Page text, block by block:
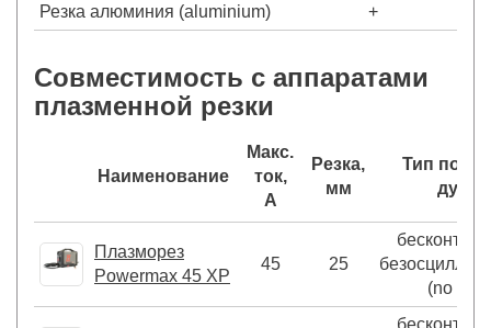
Резка алюминия (aluminium) +
Совместимость с аппаратами
плазменной резки
Наименование
Макс.
ток,
А
Резка,
мм
Тип
дуги
Плазморез
Powermax 45 XP
45 25
(no HF)